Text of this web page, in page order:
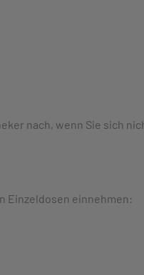
nach, wenn Sie sich
Einzeldosen einnehmen: